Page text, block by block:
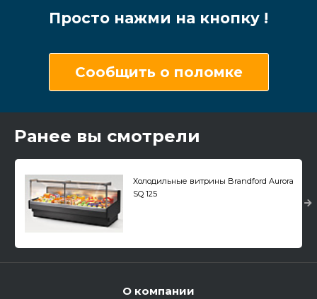
Просто нажми на кнопку !
Сообщить о поломке
Ранее вы смотрели
Холодильные витрины Brandford Aurora
SQ 125
О компании